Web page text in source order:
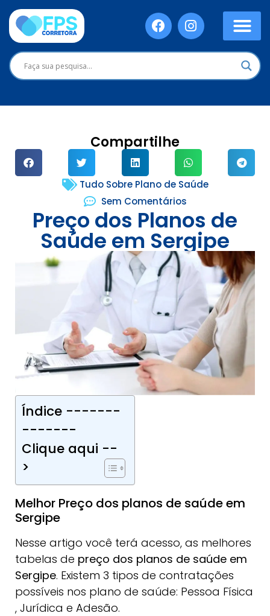
Compartilhe
Tudo Sobre Plano de Saúde
Sem Comentários
Preço dos Planos de
Saúde em Sergipe
Índice -------
-------
Clique aqui --
>
Melhor Preço dos planos de saúde em
Sergipe
Nesse artigo você terá acesso, as melhores
tabelas de preço dos planos de saúde em
Sergipe. Existem 3 tipos de contratações
possíveis nos plano de saúde: Pessoa Física
, Jurídica e Adesão.